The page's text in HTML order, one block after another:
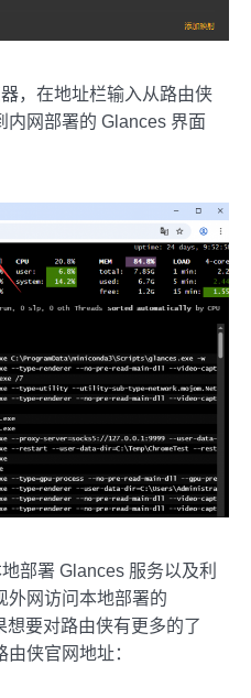
，在地址栏输入从路由侠
内网部署的 Glances 界面
部署 Glances 服务以及利
外网访问本地部署的
要对路由侠有更多的了
侠官网地址：